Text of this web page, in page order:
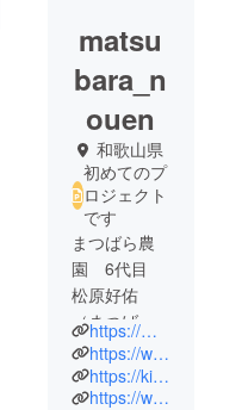
matsu
bara_n
ouen
和歌山県
初めてのプ
ロジェクト
です
まつばら農
園 6代目
松原好佑
（まつば
ら こうす
け)
近畿大学を
https://matsubarafarm.com/
https://www.instagram.com/kosuke._.matsubara/?hl=ja
https://kinokawa-life.jp/magazine/1297/
https://www.instagram.com/birdcall_field/